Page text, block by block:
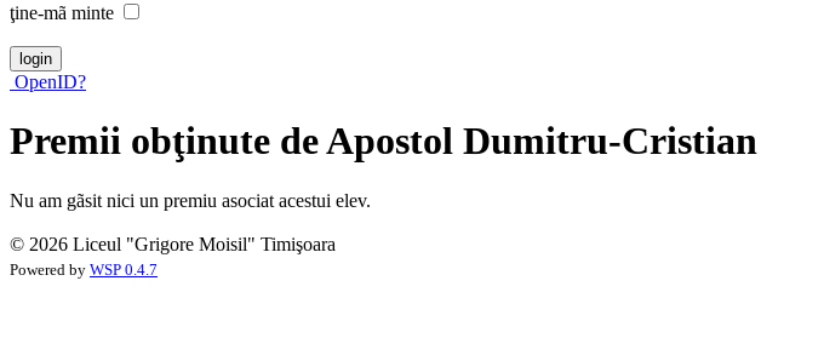
ţine-mã minte
OpenID?
Premii obţinute de Apostol Dumitru-Cristian
Nu am gãsit nici un premiu asociat acestui elev.
© 2026 Liceul "Grigore Moisil" Timişoara
Powered by WSP 0.4.7